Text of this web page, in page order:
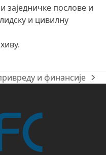
заједничке послове и
и цивилну
и финансије